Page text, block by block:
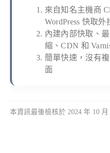
來自知名主機商
WordPress 快取外
內建內部快取、
縮、CDN 和
簡單快速，沒有
面
本資訊最後檢核於 2024 年 10 月